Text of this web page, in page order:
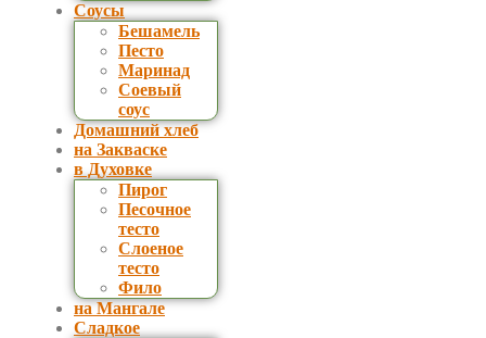
Соусы
Бешамель
Песто
Маринад
Соевый
соус
Домашний хлеб
на Закваске
в Духовке
Пирог
Песочное
тесто
Слоеное
тесто
Фило
на Мангале
Сладкое